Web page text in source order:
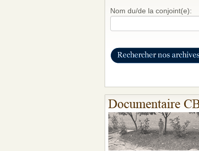
Nom du/de la conjoint(e):